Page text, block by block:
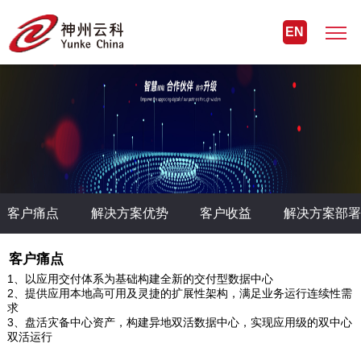
EN
客户痛点 解决方案优势 客户收益 解决方案部署
客户痛点
1、以应用交付体系为基础构建全新的交付型数据中心
2、提供应用本地高可用及灵捷的扩展性架构，满足业务运行连续性需
求
3、盘活灾备中心资产，构建异地双活数据中心，实现应用级的双中心
双活运行